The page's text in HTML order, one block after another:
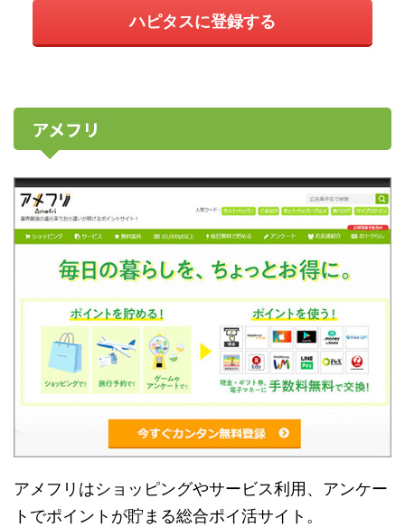
ハピタスに登録する
アメフリ
アメフリはショッピングやサービス利用、アンケー
トでポイントが貯まる総合ポイ活サイト。